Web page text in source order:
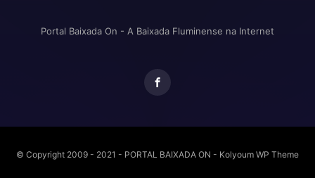
Portal Baixada On - A Baixada Fluminense na Internet
© Copyright 2009 - 2021 - PORTAL BAIXADA ON - Kolyoum WP Theme